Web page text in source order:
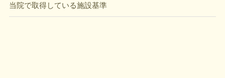
当院で取得している施設基準